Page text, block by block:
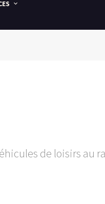
de loisirs au